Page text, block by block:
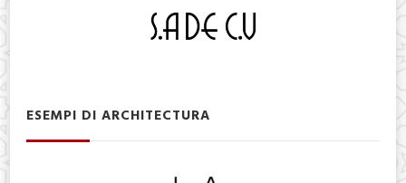
ESEMPI DI ARCHITECTURA